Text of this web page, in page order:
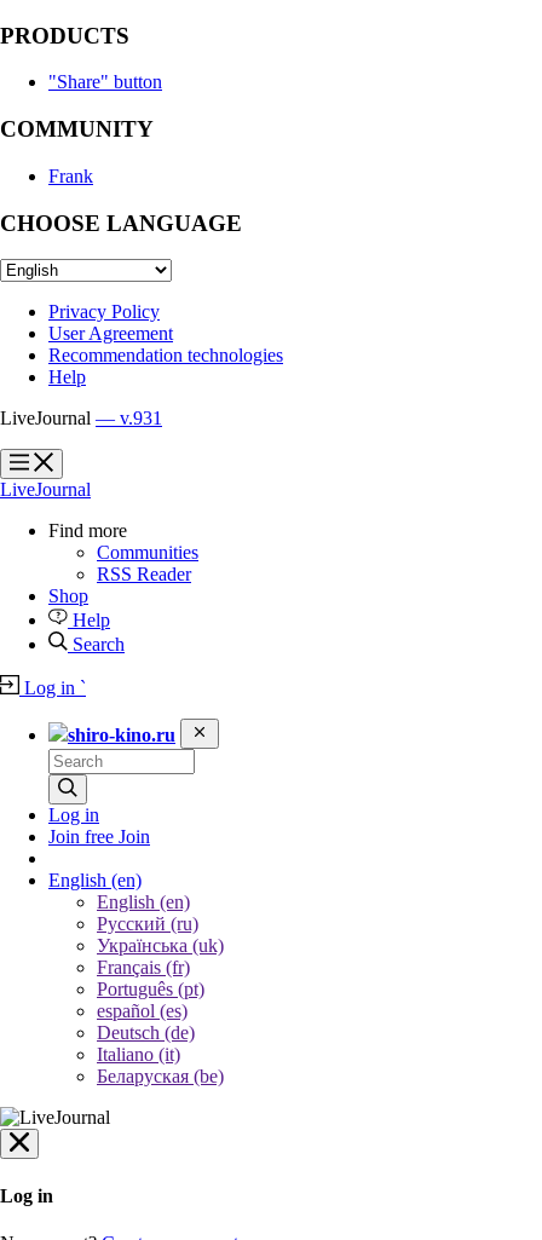
PRODUCTS
"Share" button
COMMUNITY
Frank
CHOOSE LANGUAGE
Privacy Policy
User Agreement
Recommendation technologies
Help
LiveJournal — v.931
?
?
LiveJournal
Find more
Communities
RSS Reader
Shop
Help
Search
Log in `
shiro-kino.ru
Log in
Join free Join
English (en)
English (en)
Русский (ru)
Українська (uk)
Français (fr)
Português (pt)
español (es)
Deutsch (de)
Italiano (it)
Беларуская (be)
Log in